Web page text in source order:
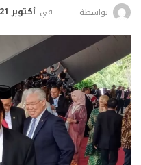
بواسطة في أكتوبر 21, 2019